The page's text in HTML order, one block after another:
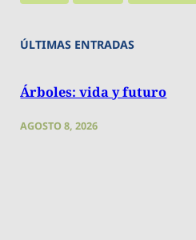
ÚLTIMAS ENTRADAS
Árboles: vida y futuro
AGOSTO 8, 2026